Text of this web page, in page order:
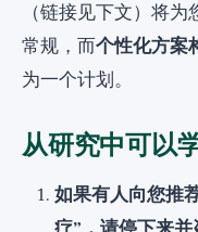
（链接见下文）将
常规，而个性化方案
为一个计划。
从研究中可以
如果有人向您推